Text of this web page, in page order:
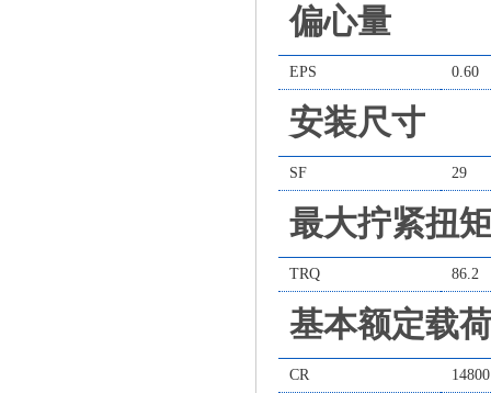
偏心量
EPS 0.60
安装尺寸
SF 29
最大拧紧扭
TRQ 86.2
基本额定载
CR 14800